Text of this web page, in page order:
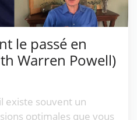
Warren Powell)
existe souvent un
optimales que vous